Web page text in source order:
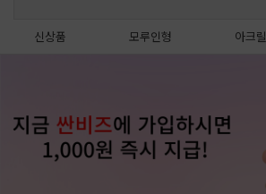
신상품 모루인형 아크릴